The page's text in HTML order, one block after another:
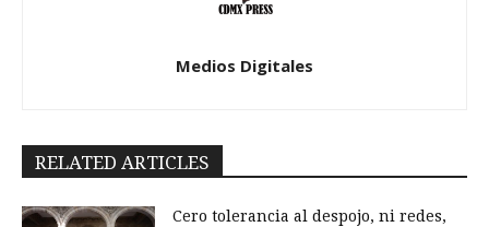
Medios Digitales
RELATED ARTICLES
Cero tolerancia al despojo, ni redes,